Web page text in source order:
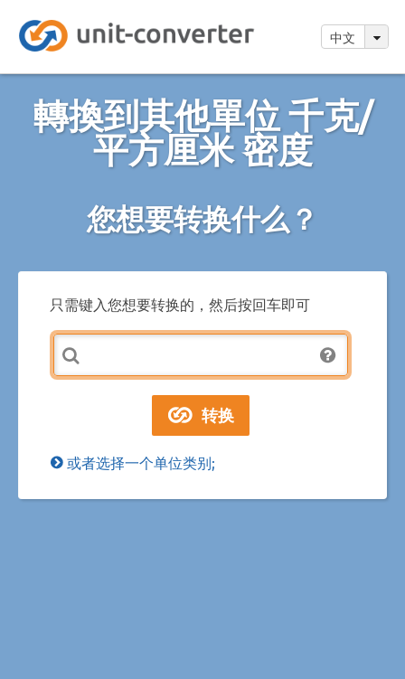
中文
轉換到其他單位 千克/
平方厘米 密度
您想要转换什么？
只需键入您想要转换的，然后按回车即可
或者选择一个单位类别;